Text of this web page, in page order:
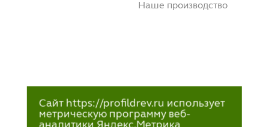
Наше производство
Сайт https://profildrev.ru использует
метрическую программу веб-